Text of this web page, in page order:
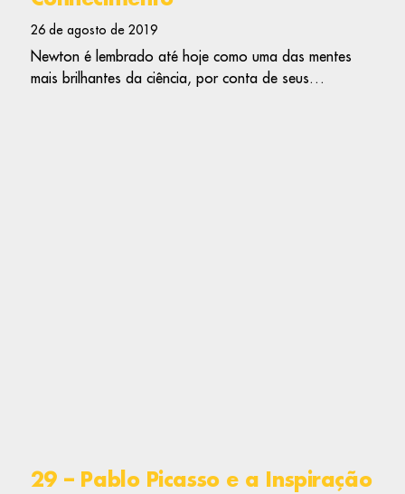
26 de agosto de 2019
Newton é lembrado até hoje como uma das mentes
mais brilhantes da ciência, por conta de seus…
29 – Pablo Picasso e a Inspiração